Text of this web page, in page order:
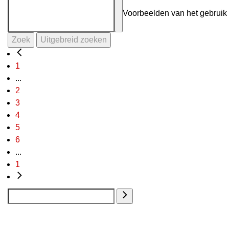
Voorbeelden van het
Zoek Uitgebreid zoeken
1
...
2
3
4
5
6
...
1